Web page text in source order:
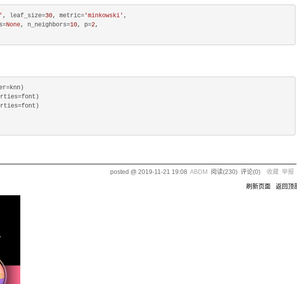
, leaf_size=30, metric= 'minkowski' ,
None, n_neighbors=10, p=2,
posted @ 2019-11-21 19:08 ABDM 阅读(230) 评论(0) 收藏 举报
刷新页面 返回顶